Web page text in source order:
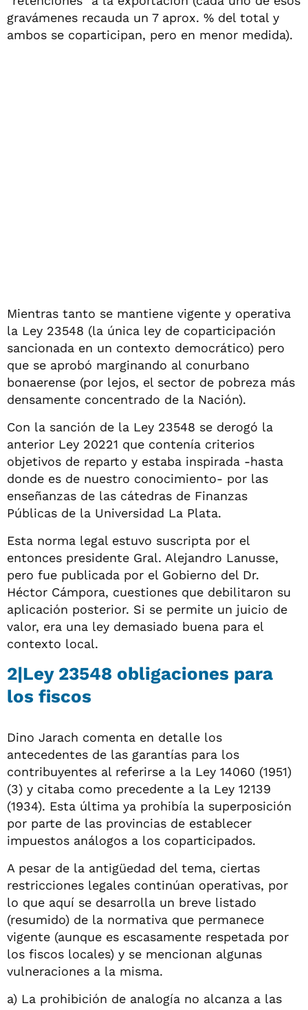
gravámenes recauda un 7 aprox. % del total y
ambos se coparticipan, pero en menor medida).
Mientras tanto se mantiene vigente y operativa
la Ley 23548 (la única ley de coparticipación
sancionada en un contexto democrático) pero
que se aprobó marginando al conurbano
bonaerense (por lejos, el sector de pobreza más
densamente concentrado de la Nación).
Con la sanción de la Ley 23548 se derogó la
anterior Ley 20221 que contenía criterios
objetivos de reparto y estaba inspirada -hasta
donde es de nuestro conocimiento- por las
enseñanzas de las cátedras de Finanzas
Públicas de la Universidad La Plata.
Esta norma legal estuvo suscripta por el
entonces presidente Gral. Alejandro Lanusse,
pero fue publicada por el Gobierno del Dr.
Héctor Cámpora, cuestiones que debilitaron su
aplicación posterior. Si se permite un juicio de
valor, era una ley demasiado buena para el
contexto local.
2|Ley 23548 obligaciones para
los fiscos
Dino Jarach comenta en detalle los
antecedentes de las garantías para los
contribuyentes al referirse a la Ley 14060 (1951)
(3) y citaba como precedente a la Ley 12139
(1934). Esta última ya prohibía la superposición
por parte de las provincias de establecer
impuestos análogos a los coparticipados.
A pesar de la antigüedad del tema, ciertas
restricciones legales continúan operativas, por
lo que aquí se desarrolla un breve listado
(resumido) de la normativa que permanece
vigente (aunque es escasamente respetada por
los fiscos locales) y se mencionan algunas
vulneraciones a la misma.
a) La prohibición de analogía no alcanza a las